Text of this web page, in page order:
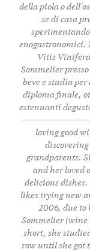
della piola o
se di casa
enogastronomici.
Vitis
Sommelier
beve e studia
diploma finale,
estenuanti
loving good
grandparents.
and her loved
delicious
likes trying new
2006, due to
Sommelier
short, she
row until she got